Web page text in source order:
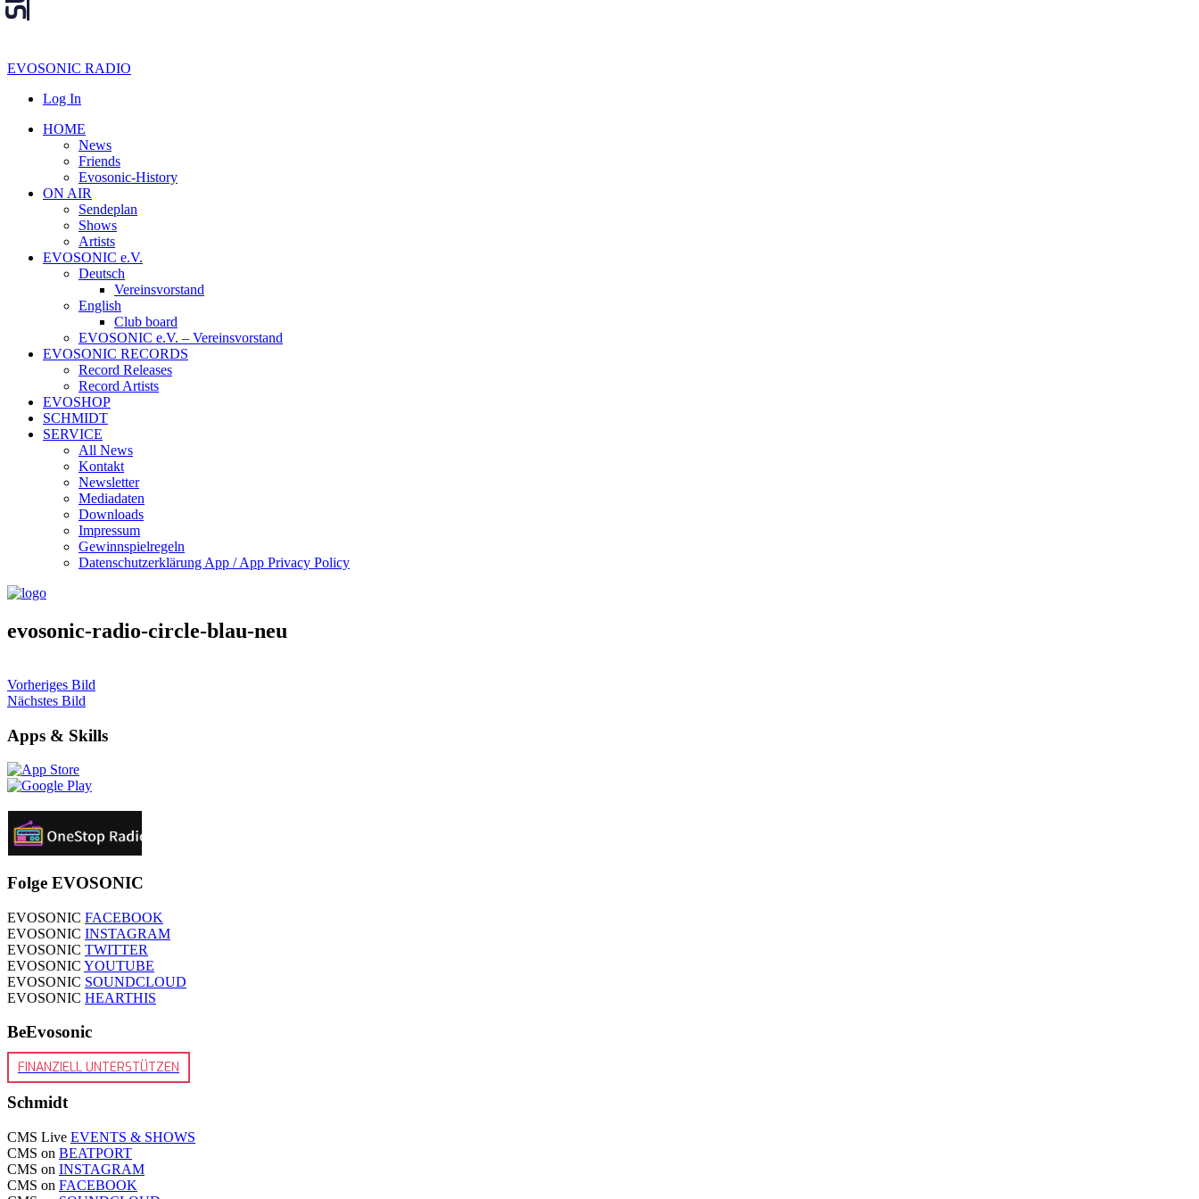
EVOSONIC RADIO
Log In
HOME
News
Friends
Evosonic-History
ON AIR
Sendeplan
Shows
Artists
EVOSONIC e.V.
Deutsch
Vereinsvorstand
English
Club board
EVOSONIC e.V. ‒ Vereinsvorstand
EVOSONIC RECORDS
Record Releases
Record Artists
EVOSHOP
SCHMIDT
SERVICE
All News
Kontakt
Newsletter
Mediadaten
Downloads
Impressum
Gewinnspielregeln
Datenschutzerklärung App / App Privacy Policy
evosonic-radio-circle-blau-neu
Vorheriges Bild
Nächstes Bild
Apps & Skills
Folge EVOSONIC
EVOSONIC FACEBOOK
EVOSONIC INSTAGRAM
EVOSONIC TWITTER
EVOSONIC YOUTUBE
EVOSONIC SOUNDCLOUD
EVOSONIC HEARTHIS
BeEvosonic
FINANZIELL UNTERSTÜTZEN
Schmidt
CMS Live EVENTS & SHOWS
CMS on BEATPORT
CMS on INSTAGRAM
CMS on FACEBOOK